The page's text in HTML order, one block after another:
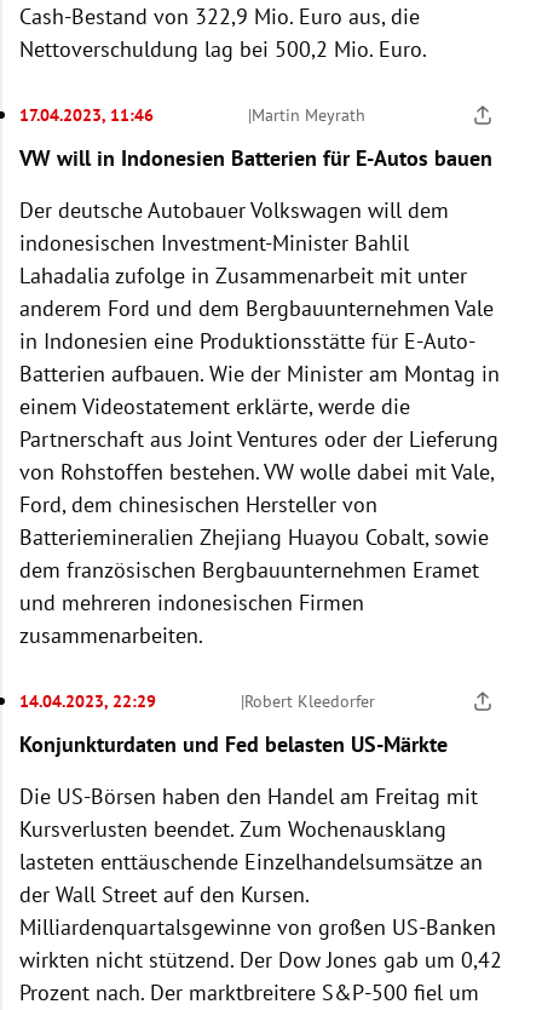
Cash-Bestand von 322,9 Mio. Euro aus, die
Nettoverschuldung lag bei 500,2 Mio. Euro.
17.04.2023, 11:46 |Martin Meyrath
VW will in Indonesien Batterien für E-Autos bauen
Der deutsche Autobauer Volkswagen will dem
indonesischen Investment-Minister Bahlil
Lahadalia zufolge in Zusammenarbeit mit unter
anderem Ford und dem Bergbauunternehmen Vale
in Indonesien eine Produktionsstätte für E-Auto-
Batterien aufbauen. Wie der Minister am Montag in
einem Videostatement erklärte, werde die
Partnerschaft aus Joint Ventures oder der Lieferung
von Rohstoffen bestehen. VW wolle dabei mit Vale,
Ford, dem chinesischen Hersteller von
Batteriemineralien Zhejiang Huayou Cobalt, sowie
dem französischen Bergbauunternehmen Eramet
und mehreren indonesischen Firmen
zusammenarbeiten.
14.04.2023, 22:29 |Robert Kleedorfer
Konjunkturdaten und Fed belasten US-Märkte
Die US-Börsen haben den Handel am Freitag mit
Kursverlusten beendet. Zum Wochenausklang
lasteten enttäuschende Einzelhandelsumsätze an
der Wall Street auf den Kursen.
Milliardenquartalsgewinne von großen US-Banken
wirkten nicht stützend. Der Dow Jones gab um 0,42
Prozent nach. Der marktbreitere S&P-500 fiel um